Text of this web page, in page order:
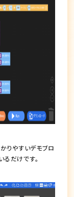
りやすいデモブロ
だけです。